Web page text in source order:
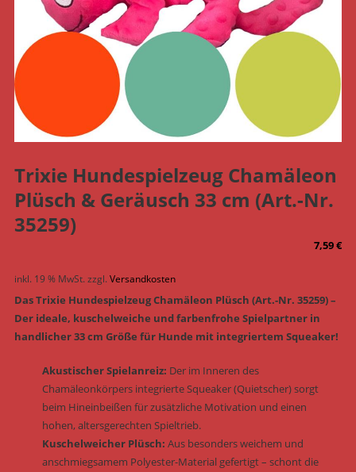
Trixie Hundespielzeug Chamäleon
Plüsch & Geräusch 33 cm (Art.-Nr.
35259)
7,59€
inkl. 19 % MwSt. zzgl. Versandkosten
Das Trixie Hundespielzeug Chamäleon Plüsch (Art.-Nr. 35259) –
Der ideale, kuschelweiche und farbenfrohe Spielpartner in
handlicher 33 cm Größe für Hunde mit integriertem Squeaker!
Akustischer Spielanreiz: Der im Inneren des
Chamäleonkörpers integrierte Squeaker (Quietscher) sorgt
beim Hineinbeißen für zusätzliche Motivation und einen
hohen, altersgerechten Spieltrieb.
Kuschelweicher Plüsch: Aus besonders weichem und
anschmiegsamem Polyester-Material gefertigt – schont die